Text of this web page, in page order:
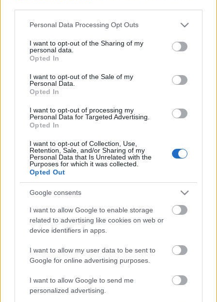
Please note that this website/app uses one or more Google
not limited to your visit or usage behaviour. You may click to
grant or deny consent to Google and its third-party tags to
use your data for below specified purposes in below Google
consent section.
Personal Data Processing Opt Outs
I want to opt-out of the Sharing of my
personal data.
Opted In
I want to opt-out of the Sale of my
Personal Data.
Opted In
I want to opt-out of processing my
Personal Data for Targeted Advertising.
Opted In
I want to opt-out of Collection, Use,
Retention, Sale, and/or Sharing of my
Personal Data that Is Unrelated with the
Purposes for which it was collected.
Opted Out
Google consents
I want to allow Google to enable storage
related to advertising like cookies on web or
device identifiers in apps.
I want to allow my user data to be sent to
Google for online advertising purposes.
I want to allow Google to send me
personalized advertising.
ELSTARTOLT A MŰVÉSZETEK VÖLGYE
AZ EMBERSÉG ÜNNEPE
„AZ EMBERT EMBERRÉ TETTE…” – VASÁRNAP
ZÁRT A DOMBOS FEST
A bejegyzés trackback címe:
https://kulturpart.hu/api/trackback/id/7843162
Kommentek: